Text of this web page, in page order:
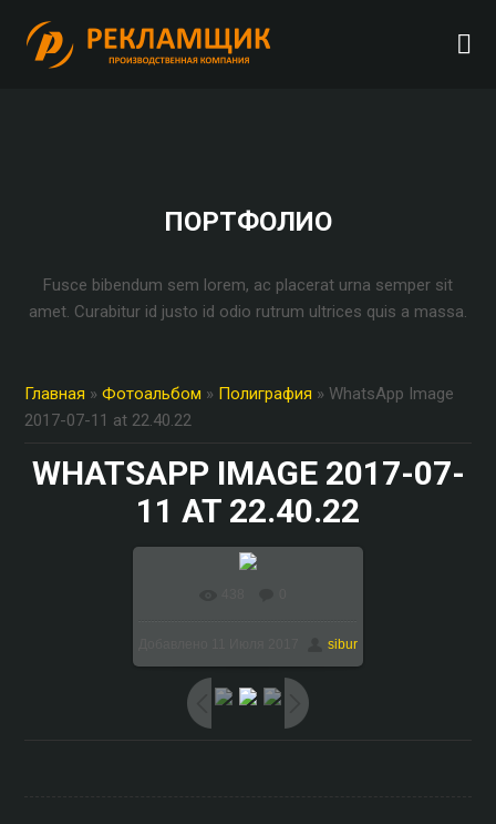
ПОРТФОЛИО
Fusce bibendum sem lorem, ac placerat urna semper sit
amet. Curabitur id justo id odio rutrum ultrices quis a massa.
Главная »Фотоальбом » Полиграфия » WhatsApp Image
2017-07-11 at 22.40.22
WHATSAPP IMAGE 2017-07-
11 AT 22.40.22
sibur